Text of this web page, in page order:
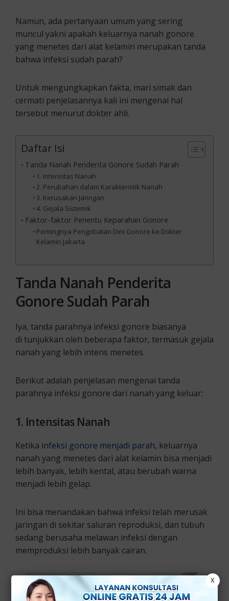
Namun, ada pertanyaan umum yang sering
muncul yakni apakah keluarnya nanah gonore
yang menetes dari alat kelamin merupakan tanda
bahwa infeksi sudah parah?
Untuk mengungkapkan fakta, mari simak dan
cermati penjelasannya kali ini mengenai hal
tersebut menurut dokter ahli.
Daftar Isi
Tanda Nanah Penderita Gonore Sudah Parah
1. Intensitas Nanah
2. Perubahan dalam Karakteristik Nanah
3. Kerusakan Jaringan
4. Gejala Sistemik
Faktor-faktor Penentu Keparahan Gonore
Pentingnya Pengobatan Dini Gonore ke Dokter
Kelamin Jakarta
Tanda Nanah Penderita
Gonore Sudah Parah
Iya, tanda parahnya infeksi gonore biasanya
di tunjukkan oleh beberapa faktor, termasuk gejala
nanah yang lebih intens menetes.
Berikut adalah penjelasan mengenai tanda
parahnya infeksi gonore dari nanah yang keluar:
1. Intensitas Nanah
Ketika infeksi gonore menjadi parah, keluarnya
nanah yang menetes dari alat kelamin bisa menjadi
lebih banyak, lebih kental, atau berubah warna
menjadi lebih gelap.
Ini bisa menandakan bahwa infeksi telah merusak
jaringan di sekitar saluran reproduksi, dan tubuh
sedang berusaha melawan infeksi dengan
memproduksi lebih banyak cairan.
X